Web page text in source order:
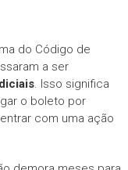
do Código de
a ser
. Isso significa
o boleto por
com uma ação